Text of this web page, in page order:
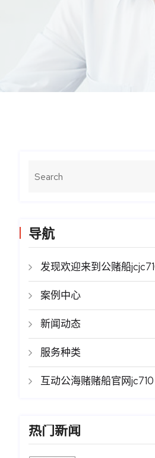
导航
发现欢迎来到公赌船
案例中心
新闻动态
服务种类
互动公海赌赌船官网jc710
热门新闻